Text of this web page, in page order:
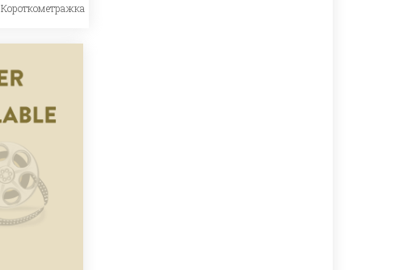
Короткометражка